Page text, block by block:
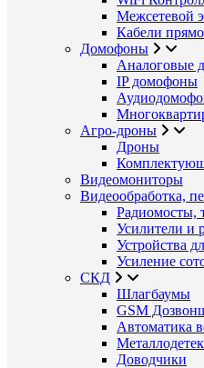
Межсетевой
Кабели
Домофоны
Аналоговые
IP домофоны
Агро-дроны
Дроны
Видеомониторы
Видеообработка,
Радиомосты,
Усилители и
Устройства
Усиление
СКД
Шлагбаумы
GSM
Автоматика
Доводчики